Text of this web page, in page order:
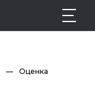
—
Оценка